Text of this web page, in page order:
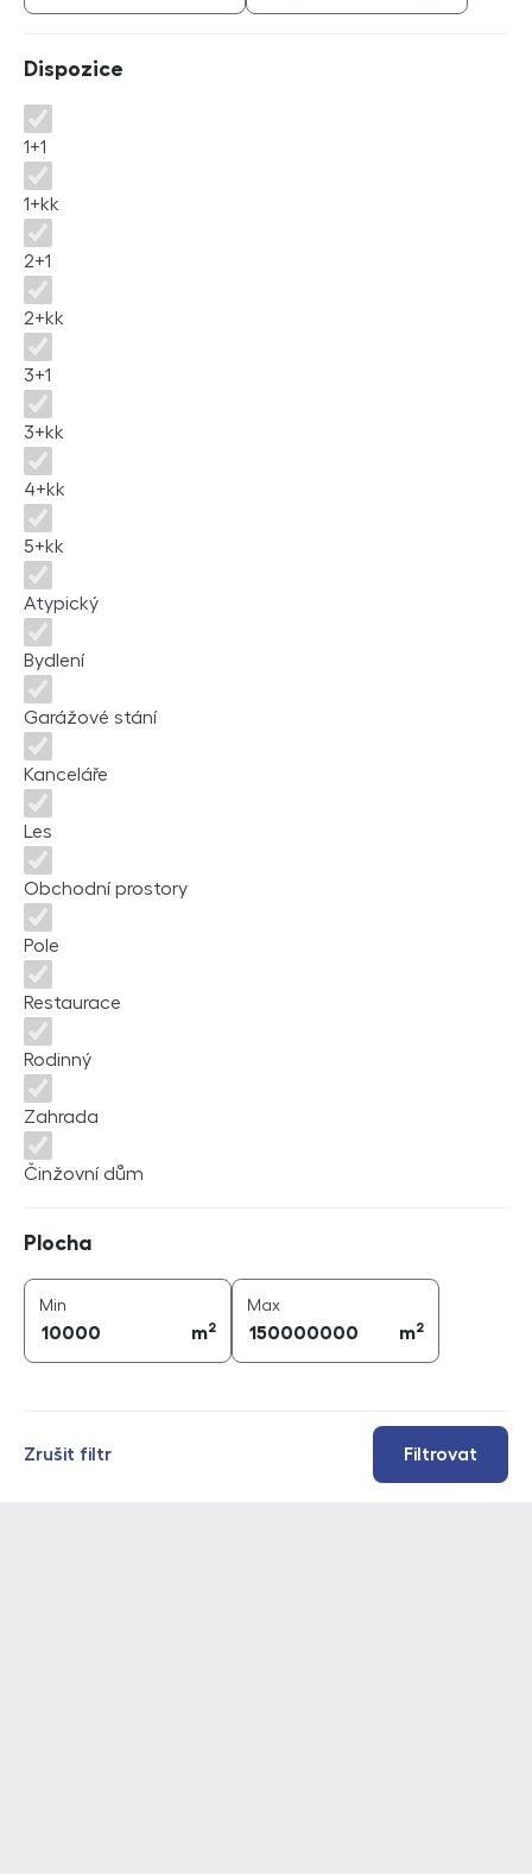
Dispozice
Dispozice
1+1
1+kk
2+1
2+kk
3+1
3+kk
4+kk
5+kk
Atypický
Bydlení
Garážové stání
Kanceláře
Les
Obchodní prostory
Pole
Restaurace
Rodinný
Zahrada
Činžovní dům
Plocha
Min
m2
Maxplocha (
m2
Filtrovat
Zrušit filtr